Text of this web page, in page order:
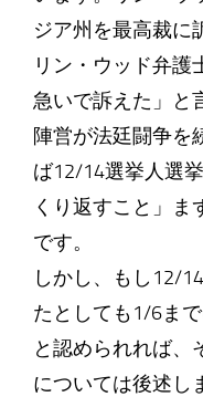
ジア州を最高裁に
リン・ウッド弁護
急いで訴えた」と
陣営が法廷闘争を
ば12/14選挙人選
くり返すこと」ま
です。
しかし、もし12/
たとしても1/6ま
と認められれば、
については後述し